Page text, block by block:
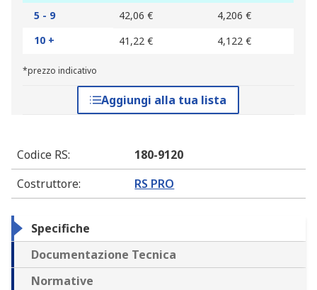
5 - 9
42,06 €
4,206 €
10 +
41,22 € 4,122 €
*prezzo indicativo
Aggiungi alla tua lista
Codice RS:
180-9120
Costruttore: RS PRO
Specifiche
Documentazione Tecnica
Normative